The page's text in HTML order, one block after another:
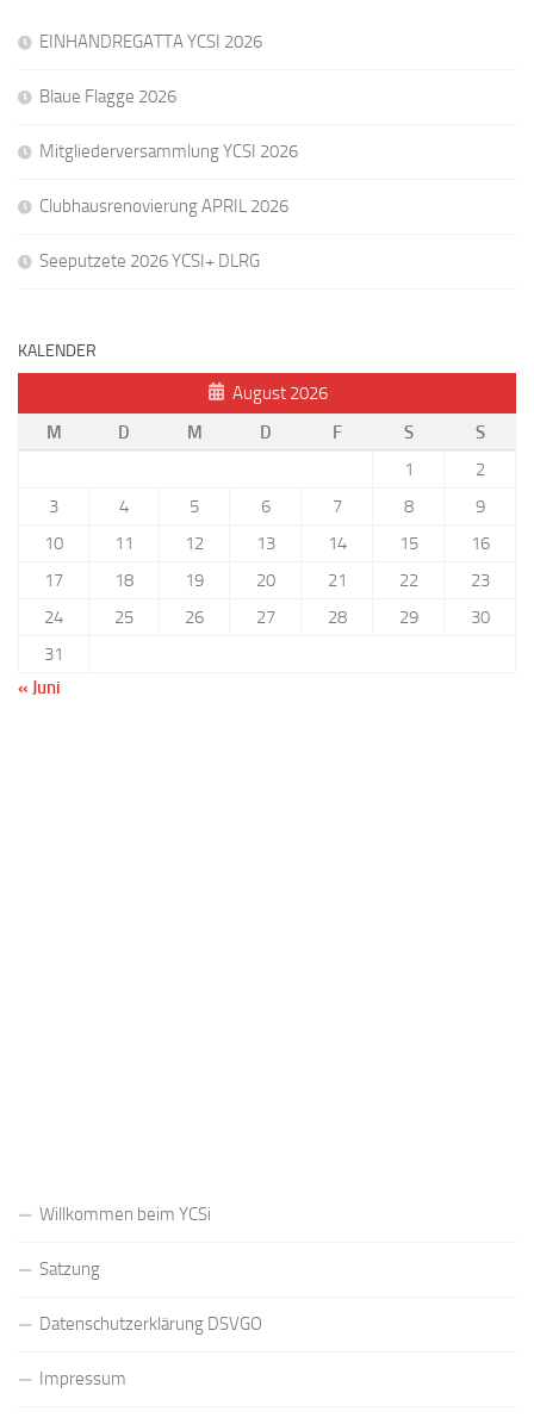
EINHANDREGATTA YCSI 2026
Blaue Flagge 2026
Mitgliederversammlung YCSI 2026
Clubhausrenovierung APRIL 2026
Seeputzete 2026 YCSI+ DLRG
KALENDER
August 2026
M
D M D F S
S
1
2
3
4 5 6 7 8
9
10
11 12 13 14 15
16
17
18 19 20 21 22
23
24
25 26 27 28 29
30
31
« Juni
Willkommen beim YCSi
Satzung
Datenschutzerklärung DSVGO
Impressum